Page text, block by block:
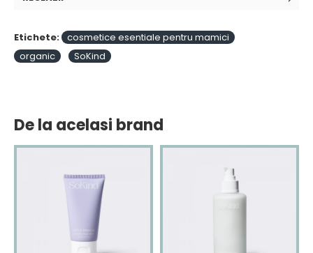
Etichete: cosmetice esentiale pentru mamici
organic
SoKind
De la acelasi brand